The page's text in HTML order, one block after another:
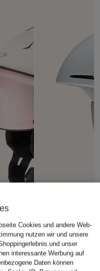
SMITH
Cookies und andere Web-
nutzen wir und unsere
und unser
interessante Werbung auf
Daten können